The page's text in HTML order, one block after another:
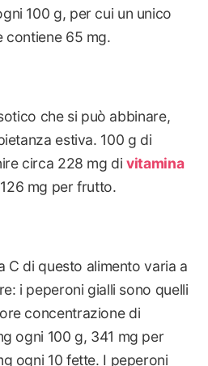
100 g, per cui un unico
contiene 65 mg.
che si può abbinare,
estiva. 100 g di
circa 228 mg divitamina
mg per frutto.
C di questo alimento varia a
i peperoni gialli sono quelli
concentrazione di
ogni 100 g, 341 mg per
ogni 10 fette. I peperoni